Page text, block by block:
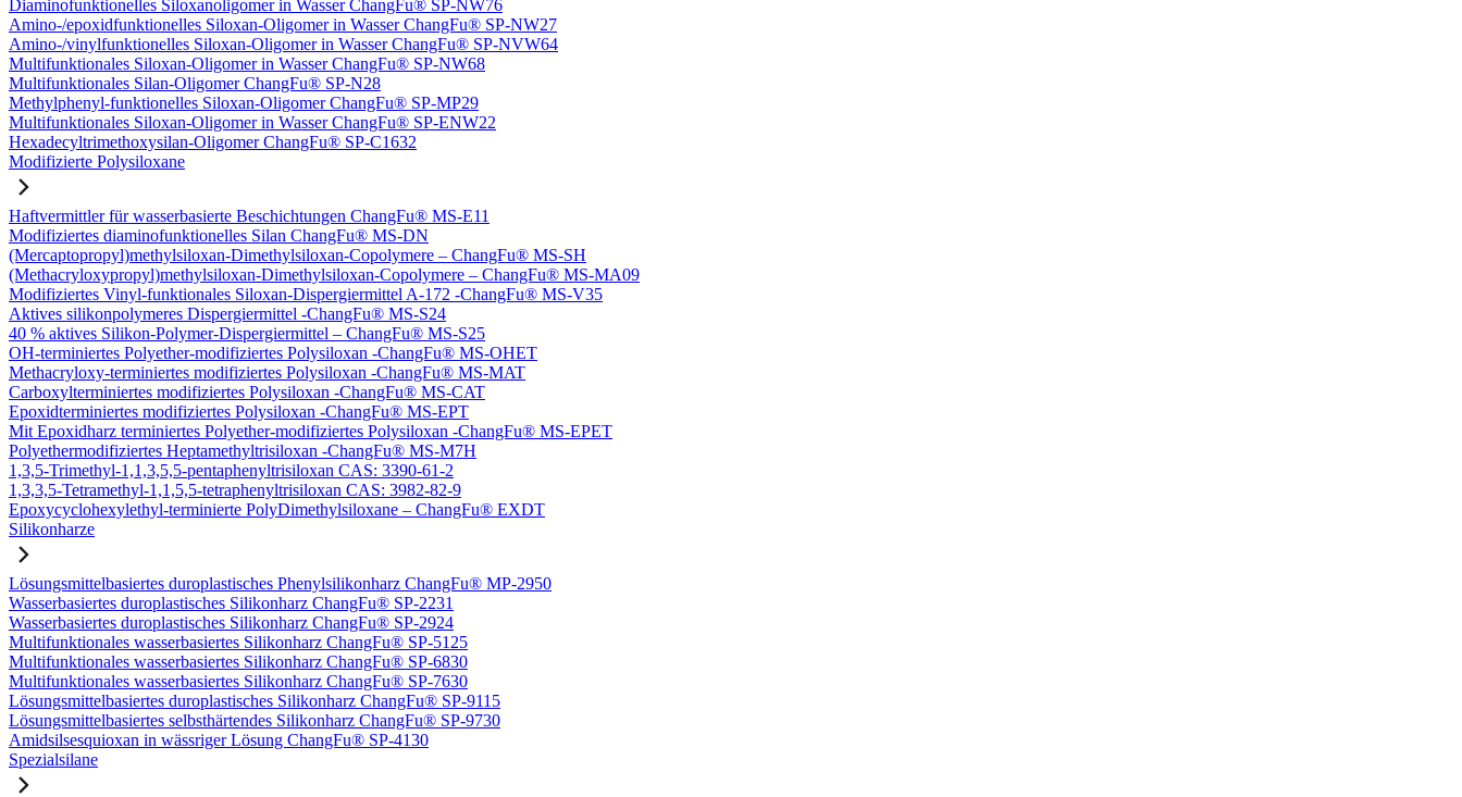
Diaminofunktionelles Siloxanoligomer in Wasser ChangFu® SP-NW76
Amino-/epoxidfunktionelles Siloxan-Oligomer in Wasser ChangFu® SP-NW27
Amino-/vinylfunktionelles Siloxan-Oligomer in Wasser ChangFu® SP-NVW64
Multifunktionales Siloxan-Oligomer in Wasser ChangFu® SP-NW68
Multifunktionales Silan-Oligomer ChangFu® SP-N28
Methylphenyl-funktionelles Siloxan-Oligomer ChangFu® SP-MP29
Multifunktionales Siloxan-Oligomer in Wasser ChangFu® SP-ENW22
Hexadecyltrimethoxysilan-Oligomer ChangFu® SP-C1632
Modifizierte Polysiloxane
Haftvermittler für wasserbasierte Beschichtungen ChangFu® MS-E11
Modifiziertes diaminofunktionelles Silan ChangFu® MS-DN
(Mercaptopropyl)methylsiloxan-Dimethylsiloxan-Copolymere – ChangFu® MS-SH
(Methacryloxypropyl)methylsiloxan-Dimethylsiloxan-Copolymere – ChangFu® MS-MA09
Modifiziertes Vinyl-funktionales Siloxan-Dispergiermittel A-172 -ChangFu® MS-V35
Aktives silikonpolymeres Dispergiermittel -ChangFu® MS-S24
40 % aktives Silikon-Polymer-Dispergiermittel – ChangFu® MS-S25
OH-terminiertes Polyether-modifiziertes Polysiloxan -ChangFu® MS-OHET
Methacryloxy-terminiertes modifiziertes Polysiloxan -ChangFu® MS-MAT
Carboxylterminiertes modifiziertes Polysiloxan -ChangFu® MS-CAT
Epoxidterminiertes modifiziertes Polysiloxan -ChangFu® MS-EPT
Mit Epoxidharz terminiertes Polyether-modifiziertes Polysiloxan -ChangFu® MS-EPET
Polyethermodifiziertes Heptamethyltrisiloxan -ChangFu® MS-M7H
1,3,5-Trimethyl-1,1,3,5,5-pentaphenyltrisiloxan CAS: 3390-61-2
1,3,3,5-Tetramethyl-1,1,5,5-tetraphenyltrisiloxan CAS: 3982-82-9
Epoxycyclohexylethyl-terminierte PolyDimethylsiloxane – ChangFu® EXDT
Silikonharze
Lösungsmittelbasiertes duroplastisches Phenylsilikonharz ChangFu® MP-2950
Wasserbasiertes duroplastisches Silikonharz ChangFu® SP-2231
Wasserbasiertes duroplastisches Silikonharz ChangFu® SP-2924
Multifunktionales wasserbasiertes Silikonharz ChangFu® SP-5125
Multifunktionales wasserbasiertes Silikonharz ChangFu® SP-6830
Multifunktionales wasserbasiertes Silikonharz ChangFu® SP-7630
Lösungsmittelbasiertes duroplastisches Silikonharz ChangFu® SP-9115
Lösungsmittelbasiertes selbsthärtendes Silikonharz ChangFu® SP-9730
Amidsilsesquioxan in wässriger Lösung ChangFu® SP-4130
Spezialsilane